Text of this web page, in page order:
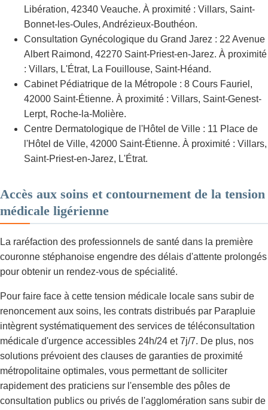
Libération, 42340 Veauche. À proximité : Villars, Saint-
Bonnet-les-Oules, Andrézieux-Bouthéon.
Consultation Gynécologique du Grand Jarez : 22 Avenue
Albert Raimond, 42270 Saint-Priest-en-Jarez. À proximité
: Villars, L'Étrat, La Fouillouse, Saint-Héand.
Cabinet Pédiatrique de la Métropole : 8 Cours Fauriel,
42000 Saint-Étienne. À proximité : Villars, Saint-Genest-
Lerpt, Roche-la-Molière.
Centre Dermatologique de l'Hôtel de Ville : 11 Place de
l'Hôtel de Ville, 42000 Saint-Étienne. À proximité : Villars,
Saint-Priest-en-Jarez, L'Étrat.
Accès aux soins et contournement de la tension
médicale ligérienne
La raréfaction des professionnels de santé dans la première
couronne stéphanoise engendre des délais d'attente prolongés
pour obtenir un rendez-vous de spécialité.
Pour faire face à cette tension médicale locale sans subir de
renoncement aux soins, les contrats distribués par Parapluie
intègrent systématiquement des services de téléconsultation
médicale d'urgence accessibles 24h/24 et 7j/7. De plus, nos
solutions prévoient des clauses de garanties de proximité
métropolitaine optimales, vous permettant de solliciter
rapidement des praticiens sur l'ensemble des pôles de
consultation publics ou privés de l'agglomération sans subir de